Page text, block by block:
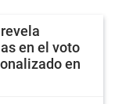
en el voto
en